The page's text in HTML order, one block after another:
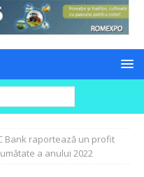
Bank raportează un profit
a anului 2022